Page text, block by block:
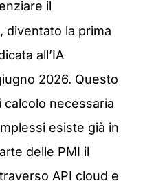
il
diventato la prima
all’IA
2026. Questo
necessaria
esiste già in
delle PMI il
API cloud e